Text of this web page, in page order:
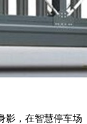
影，在智慧停车场